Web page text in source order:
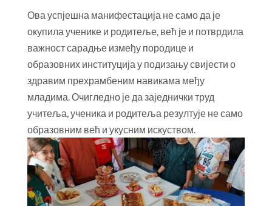
Ова успјешна манифестација не само да је
окупила ученике и родитеље, већ је и потврдила
важност сарадње између породице и
образовних институција у подизању свијести о
здравим прехрамбеним навикама међу
младима. Очигледно је да заједнички труд
учитеља, ученика и родитеља резултује не само
образовним већ и укусним искуством.